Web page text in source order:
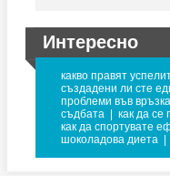
Интересно
какво правят
създадени ли сте
проблеми във
съдбата
как да се
как да спортувате
шоколадова диета